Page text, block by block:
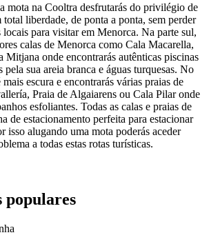
mota na Cooltra desfrutarás do privilégio de
liberdade, de ponta a ponta, sem perder
para visitar em Menorca. Na parte sul,
calas de Menorca como Cala Macarella,
Mitjana onde encontrarás autênticas piscinas
pela sua areia branca e águas turquesas. No
escura e encontrarás várias praias de
Praia de Algaiarens ou Cala Pilar onde
esfoliantes. Todas as calas e praias de
de estacionamento perfeita para estacionar
isso alugando uma mota poderás aceder
a todas estas rotas turísticas.
populares